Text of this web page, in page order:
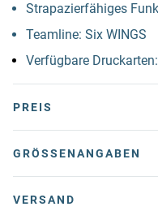
Strapazierfähiges
Teamline: Six WINGS
Verfügbare
PREIS
GRÖSSENANGABEN
VERSAND